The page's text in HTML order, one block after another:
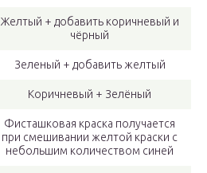
Желтый + добавить коричневый и
чёрный
Зеленый + добавить желтый
Коричневый + Зелёный
Фисташковая краска получается
при смешивании желтой краски с
небольшим количеством синей